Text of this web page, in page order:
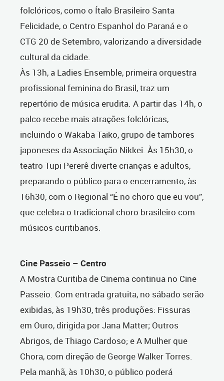
folclóricos, como o Ítalo Brasileiro Santa
Felicidade, o Centro Espanhol do Paraná e o
CTG 20 de Setembro, valorizando a diversidade
cultural da cidade.
Às 13h, a Ladies Ensemble, primeira orquestra
profissional feminina do Brasil, traz um
repertório de música erudita. A partir das 14h, o
palco recebe mais atrações folclóricas,
incluindo o Wakaba Taiko, grupo de tambores
japoneses da Associação Nikkei. Às 15h30, o
teatro Tupi Pererê diverte crianças e adultos,
preparando o público para o encerramento, às
16h30, com o Regional “É no choro que eu vou”,
que celebra o tradicional choro brasileiro com
músicos curitibanos.
Cine Passeio – Centro
A Mostra Curitiba de Cinema continua no Cine
Passeio. Com entrada gratuita, no sábado serão
exibidas, às 19h30, três produções: Fissuras
em Ouro, dirigida por Jana Matter; Outros
Abrigos, de Thiago Cardoso; e A Mulher que
Chora, com direção de George Walker Torres.
Pela manhã, às 10h30, o público poderá